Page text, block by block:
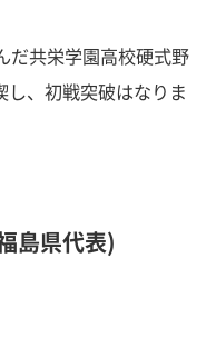
だ共栄学園高校硬式野
、初戦突破はなりま
島県代表)